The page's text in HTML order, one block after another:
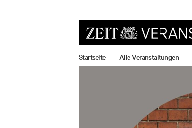
Startseite Alle Veranstaltungen